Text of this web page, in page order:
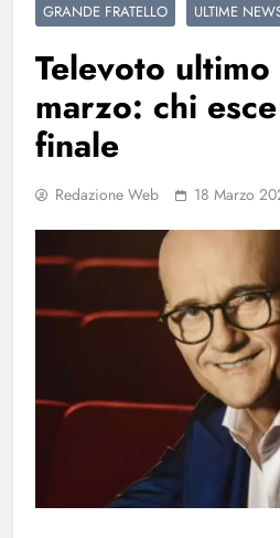
GRANDE FRATELLO ULTIME
Televoto
marzo: chi
finale
Redazione Web 18 Marzo